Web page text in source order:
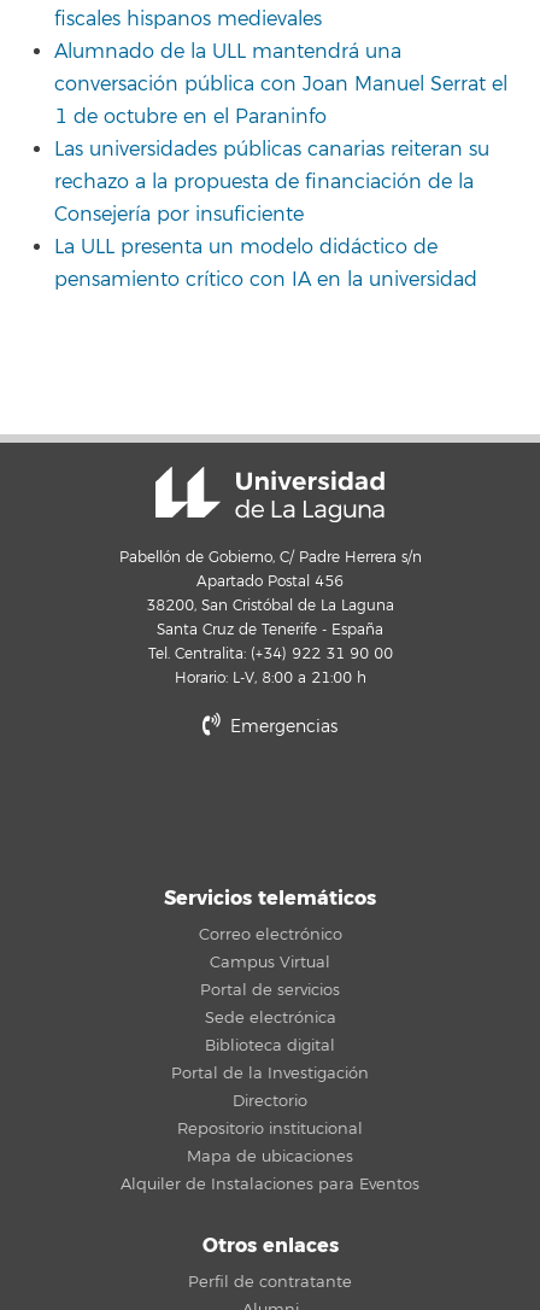
fiscales hispanos medievales
Alumnado de la ULL mantendrá una
conversación pública con Joan Manuel Serrat el
1 de octubre en el Paraninfo
Las universidades públicas canarias reiteran su
rechazo a la propuesta de financiación de la
Consejería por insuficiente
La ULL presenta un modelo didáctico de
pensamiento crítico con IA en la universidad
Pabellón de Gobierno, C/ Padre Herrera s/n
Apartado Postal 456
38200, San Cristóbal de La Laguna
Santa Cruz de Tenerife - España
Tel. Centralita: (+34) 922 31 90 00
Horario: L-V, 8:00 a 21:00 h
Emergencias
Servicios telemáticos
Correo electrónico
Campus Virtual
Portal de servicios
Sede electrónica
Biblioteca digital
Portal de la Investigación
Directorio
Repositorio institucional
Mapa de ubicaciones
Alquiler de Instalaciones para Eventos
Otros enlaces
Perfil de contratante